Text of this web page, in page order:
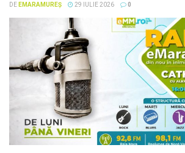
DE EMARAMUREȘ 29 IULIE 2026 0